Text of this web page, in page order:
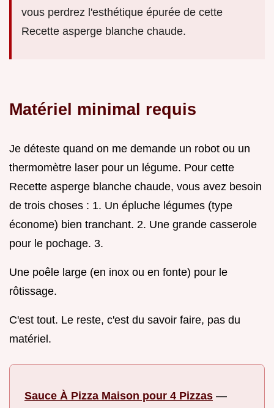
vous perdrez l'esthétique épurée de cette
Recette asperge blanche chaude.
Matériel minimal requis
Je déteste quand on me demande un robot ou un
thermomètre laser pour un légume. Pour cette
Recette asperge blanche chaude, vous avez besoin
de trois choses : 1. Un épluche légumes (type
économe) bien tranchant. 2. Une grande casserole
pour le pochage. 3.
Une poêle large (en inox ou en fonte) pour le
rôtissage.
C'est tout. Le reste, c'est du savoir faire, pas du
matériel.
Sauce À Pizza Maison pour 4 Pizzas —